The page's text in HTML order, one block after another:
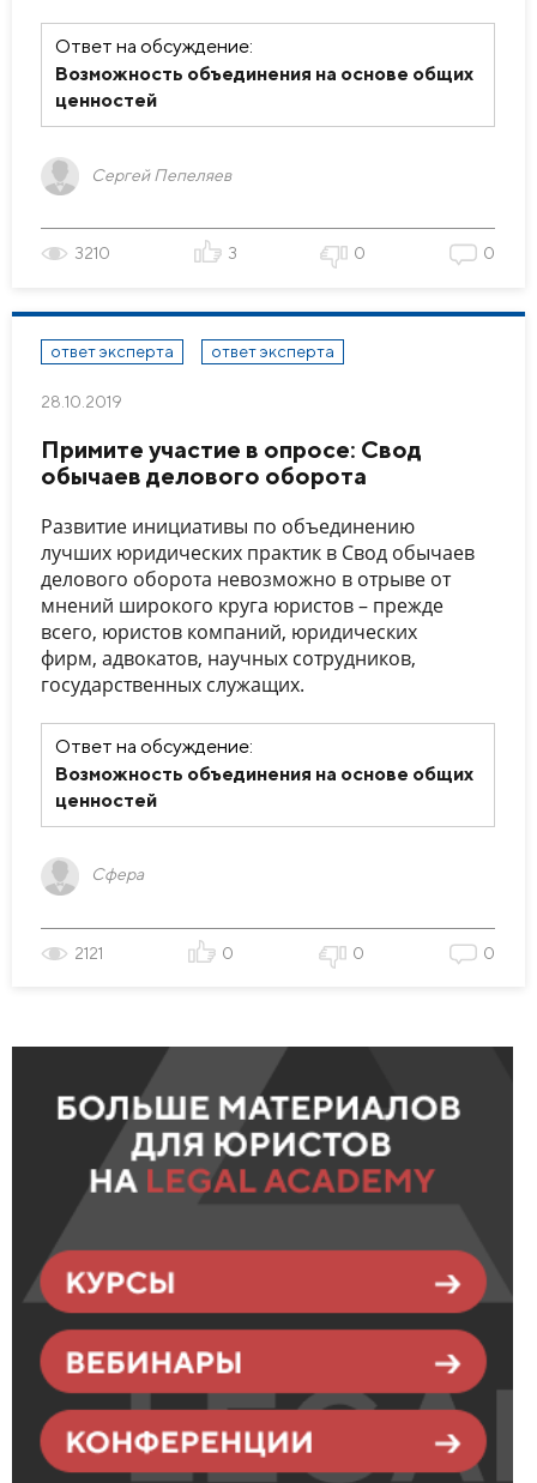
Ответ на обсуждение:
Возможность объединения на основе общих
ценностей
Сергей Пепеляев
3210 3 0 0
ответ эксперта ответ эксперта
28.10.2019
Примите участие в опросе: Свод
обычаев делового оборота
Развитие инициативы по объединению
лучших юридических практик в Свод обычаев
делового оборота невозможно в отрыве от
мнений широкого круга юристов – прежде
всего, юристов компаний, юридических
фирм, адвокатов, научных сотрудников,
государственных служащих.
Ответ на обсуждение:
Возможность объединения на основе общих
ценностей
Сфера
2121 0 0 0